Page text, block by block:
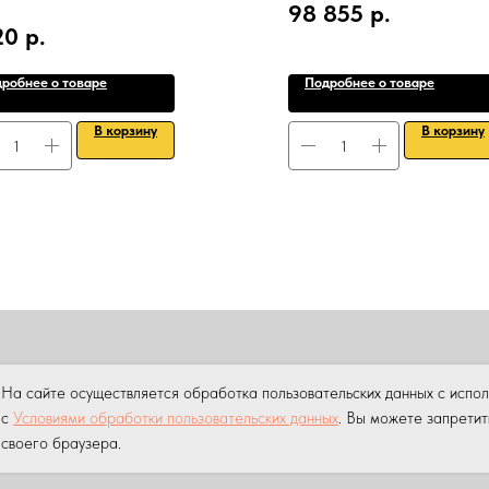
р.
о товаре
В корзину
98 855 р.
Подробнее о товаре
В корзину
Копирование материалов данного сайта без разрешения
данных на сайте
На сайте осуществляется обработка пользовательских данных с
с Условиями обработки пользовательских данных. Вы можете
своего браузера.